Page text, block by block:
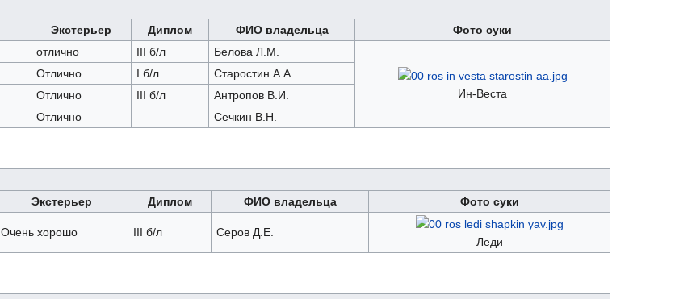
Экстерьер Диплом ФИО владельца
Фото суки
отлично III б/л Белова Л.М.
Ин-Веста
Отлично I б/л
Старостин А.А.
Отлично III б/л
Антропов В.И.
Отлично Сечкин В.Н.
Экстерьер Диплом ФИО владельца Фото суки
Очень хорошо III б/л Серов Д.Е.
Леди